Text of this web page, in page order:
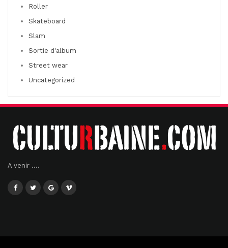
Roller
Skateboard
Slam
Sortie d'album
Street wear
Uncategorized
A venir ....